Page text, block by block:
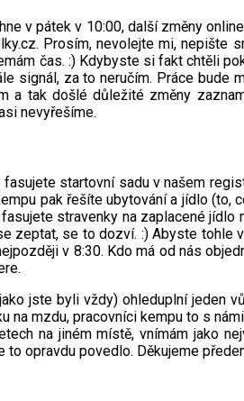
v pátek v 10:00, další změny
Prosím, nevolejte mi, nepište
čas. :) Kdybyste si fakt chtěli
signál, za to neručím. Práce bude
a tak došlé důležité změny
nevyřešíme.
fasujete startovní sadu v našem
pak řešíte ubytování a jídlo
stravenky na zaplacené jídlo
zeptat, se to dozví. :) Abyste tohle
v 8:30. Kdo má od nás
jste byli vždy) ohleduplní jeden
na mzdu, pracovníci kempu to s
na jiném místě, vnímám jako
to opravdu povedlo. Děkujeme